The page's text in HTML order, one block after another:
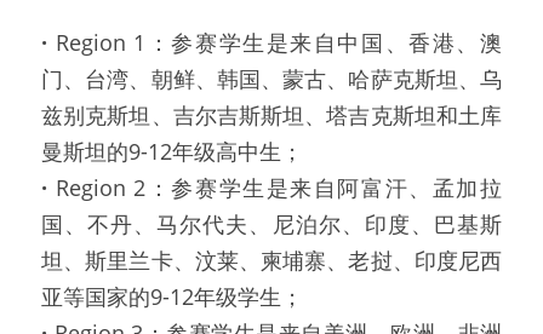
· Region 1：参赛学生是来自中国、香港、澳
门、台湾、朝鲜、韩国、蒙古、哈萨克斯坦、乌
兹别克斯坦、吉尔吉斯斯坦、塔吉克斯坦和土库
曼斯坦的9-12年级高中生；
· Region 2：参赛学生是来自阿富汗、孟加拉
国、不丹、马尔代夫、尼泊尔、印度、巴基斯
坦、斯里兰卡、汶莱、柬埔寨、老挝、印度尼西
亚等国家的9-12年级学生；